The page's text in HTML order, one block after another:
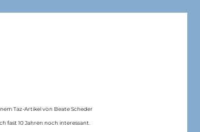
Taz-Artikel von Beate Scheder
fast 10 Jahren noch interessant.